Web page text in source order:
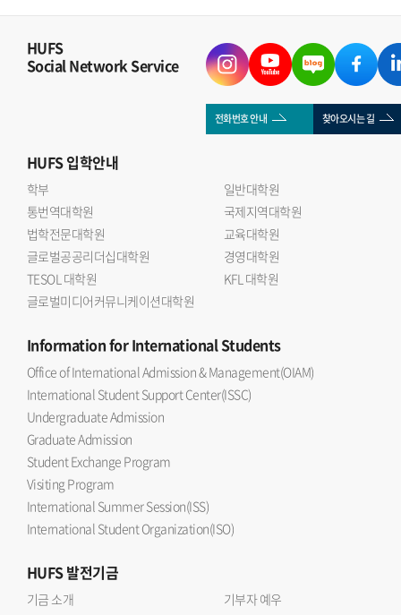
HUFS
Social Network Service
전화번호 안내 찾아오시는 길
HUFS입학안내
학부
일반대학원
통번역대학원
국제지역대학원
법학전문대학원
교육대학원
글로벌공공리더십대학원
경영대학원
TESOL 대학원
KFL 대학원
글로벌미디어커뮤니케이션대학원
Informationfor International Students
Office of International Admission & Management(OIAM)
International Student Support Center(ISSC)
Undergraduate Admission
Graduate Admission
Student Exchange Program
Visiting Program
International Summer Session(ISS)
International Student Organization(ISO)
HUFS발전기금
기금 소개
기부자 예우